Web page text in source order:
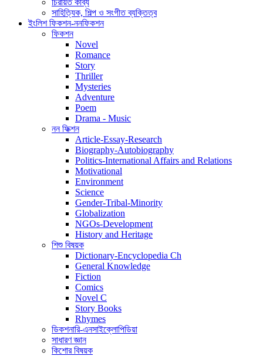
সাহিত্যিক, শিল্প ও সংগীত ব্যক্তিত্ব
ইংলিশ ফিকশন-ননফিকশন
ফিকশন
Novel
Romance
Story
Thriller
Mysteries
Adventure
Poem
Drama - Music
নন ফিক্শন
Article-Essay-Research
Biography-Autobiography
Politics-International Affairs and Relations
Motivational
Environment
Science
Gender-Tribal-Minority
Globalization
NGOs-Development
History and Heritage
শিশু বিষয়ক
Dictionary-Encyclopedia Ch
General Knowledge
Fiction
Comics
Novel C
Story Books
Rhymes
ডিকশনারি-এনসাইক্লোপিডিয়া
সাধারণ জ্ঞান
কিশোর বিষয়ক